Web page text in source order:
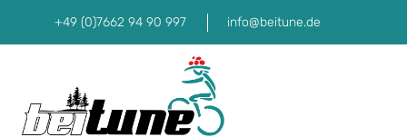
+49 (0)7662 94 90 997 info@beitune.de